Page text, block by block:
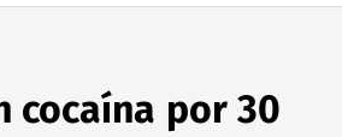
cocaína por 30